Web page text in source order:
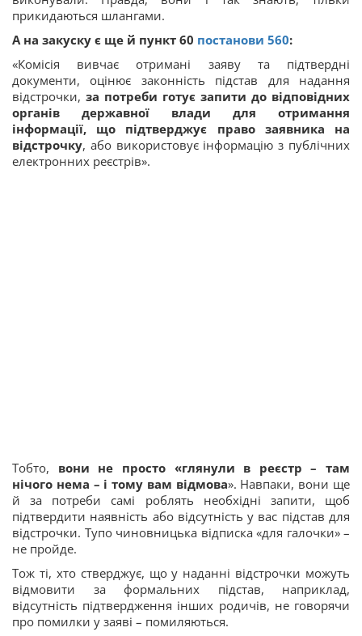
прикидаються шлангами.
А на закуску є ще й пункт 60 постанови 560:
«Комісія вивчає отримані заяву та підтвердні
документи, оцінює законність підстав для надання
відстрочки, за потреби готує запити до відповідних
органів державної влади для отримання
інформації, що підтверджує право заявника на
відстрочку, або використовує інформацію з публічних
електронних реєстрів».
Тобто, вони не просто «глянули в реєстр – там
нічого нема – і тому вам відмова». Навпаки, вони ще
й за потреби самі роблять необхідні запити, щоб
підтвердити наявність або відсутність у вас підстав для
відстрочки. Тупо чиновницька відписка «для галочки» –
не пройде.
Тож ті, хто стверджує, що у наданні відстрочки можуть
відмовити за формальних підстав, наприклад,
відсутність підтвердження інших родичів, не говорячи
про помилки у заяві – помиляються.